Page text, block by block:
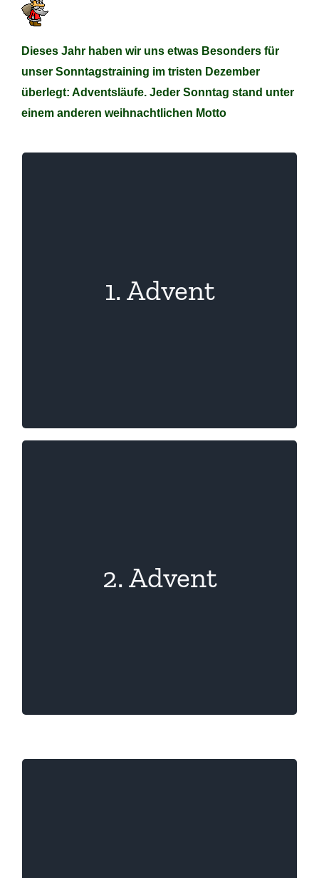
Dieses Jahr haben wir uns etwas Besonders für
unser Sonntagstraining im tristen Dezember
überlegt: Adventsläufe. Jeder Sonntag stand unter
einem anderen weihnachtlichen Motto
1. Advent
2. Advent